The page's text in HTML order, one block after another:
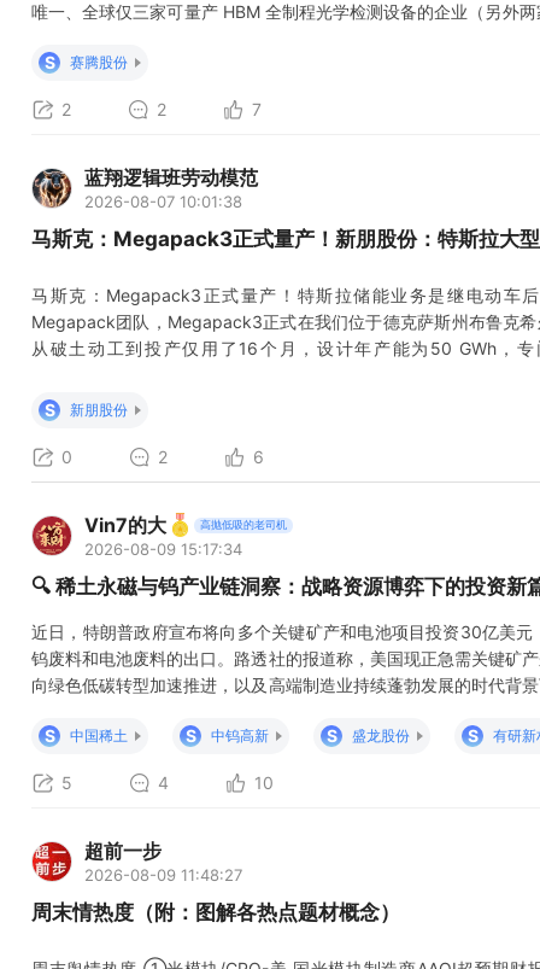
唯一、全球仅三家可量产 HBM 全制程光学检测设备的企业（另外
S
赛腾股份
2 2 7
蓝翔逻辑班劳动模范
2026-08-07 10:01:38
马斯克：Megapack3正式量产！新朋股份：特斯拉大
马斯克：Megapack3正式量产！特斯拉储能业务是继电动车
Megapack团队，Megapack3正式在我们位于德克萨斯州布鲁克
从破土动工到投产仅用了16个月，设计年产能为50 GWh，
特斯拉储能超级工厂产能建设，产品需满足抗震、防护等严苛制造
S 新朋股份
0 2 6
Vin7的大 高抛低吸的老司机
2026-08-09 15:17:34
🔍 稀土永磁与钨产业链洞察：战略资源博弈下的投资新
近日，特朗普政府宣布将向多个关键矿产和电池项目投资30亿美
钨废料和电池废料的出口。路透社的报道称，美国现正急需关键矿
向绿色低碳转型加速推进，以及高端制造业持续蓬勃发展的时代背
与市场供需格局的演变，为稀土永磁与钨产业链带来了全新的投资机
S 中国稀土 S 中钨高新 S 盛龙股份 S 有研新
5 4 10
超前一步
2026-08-09 11:48:27
周末情热度（附：图解各热点题材概念）